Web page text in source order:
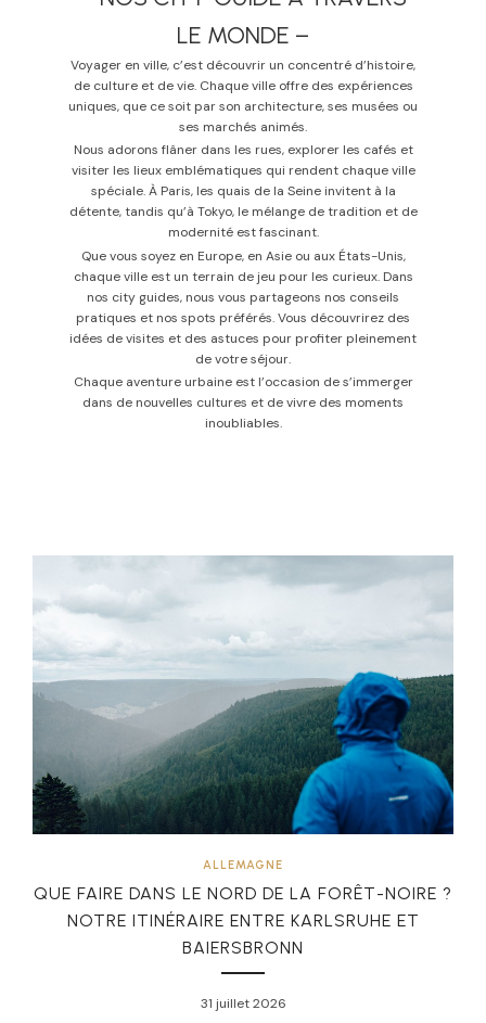
LE MONDE –
Voyager en ville, c’est découvrir un concentré d’histoire,
de culture et de vie. Chaque ville offre des expériences
uniques, que ce soit par son architecture, ses musées ou
ses marchés animés.
Nous adorons flâner dans les rues, explorer les cafés et
visiter les lieux emblématiques qui rendent chaque ville
spéciale. À Paris, les quais de la Seine invitent à la
détente, tandis qu’à Tokyo, le mélange de tradition et de
modernité est fascinant.
Que vous soyez en Europe, en Asie ou aux États-Unis,
chaque ville est un terrain de jeu pour les curieux. Dans
nos city guides, nous vous partageons nos conseils
pratiques et nos spots préférés. Vous découvrirez des
idées de visites et des astuces pour profiter pleinement
de votre séjour.
Chaque aventure urbaine est l’occasion de s’immerger
dans de nouvelles cultures et de vivre des moments
inoubliables.
ALLEMAGNE
QUE FAIRE DANS LE NORD DE LA FORÊT-NOIRE ?
NOTRE ITINÉRAIRE ENTRE KARLSRUHE ET
BAIERSBRONN
31 juillet 2026